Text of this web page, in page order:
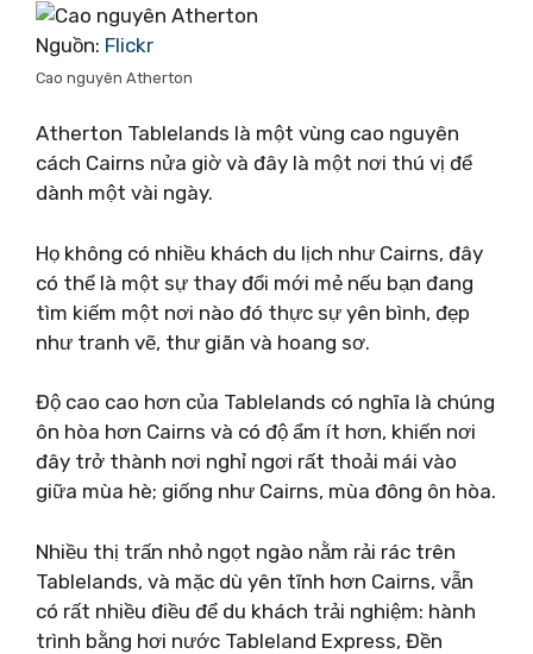
Nguồn: Flickr
Cao nguyên Atherton
Atherton Tablelands là một vùng cao nguyên
cách Cairns nửa giờ và đây là một nơi thú vị để
dành một vài ngày.
Họ không có nhiều khách du lịch như Cairns, đây
có thể là một sự thay đổi mới mẻ nếu bạn đang
tìm kiếm một nơi nào đó thực sự yên bình, đẹp
như tranh vẽ, thư giãn và hoang sơ.
Độ cao cao hơn của Tablelands có nghĩa là chúng
ôn hòa hơn Cairns và có độ ẩm ít hơn, khiến nơi
đây trở thành nơi nghỉ ngơi rất thoải mái vào
giữa mùa hè; giống như Cairns, mùa đông ôn hòa.
Nhiều thị trấn nhỏ ngọt ngào nằm rải rác trên
Tablelands, và mặc dù yên tĩnh hơn Cairns, vẫn
có rất nhiều điều để du khách trải nghiệm: hành
trình bằng hơi nước Tableland Express, Đền